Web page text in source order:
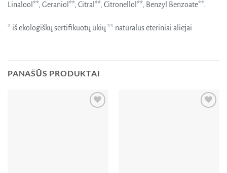
Linalool**, Geraniol**, Citral**, Citronellol**, Benzyl Benzoate**.
* iš ekologiškų sertifikuotų ūkių ** natūralūs eteriniai aliejai
PANAŠŪS PRODUKTAI